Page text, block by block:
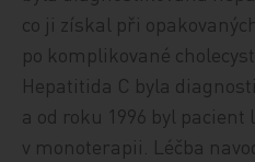
co ji získal při
po komplikované
Hepatitida C byla
a od roku 1996 byl
v monoterapii. Léčba